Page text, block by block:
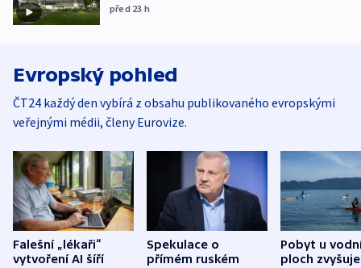
před 23 h
Evropský pohled
ČT24 každý den vybírá z obsahu publikovaného evropskými
veřejnými médii, členy Eurovize.
Falešní „lékaři“
vytvoření AI šíří
Spekulace o
přímém ruském
Pobyt u
ploch zvyšuje